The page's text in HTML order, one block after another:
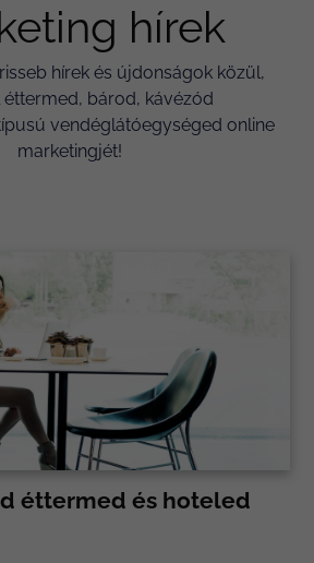
hírek
hírek és újdonságok közül,
éttermed, bárod, kávézód
vendéglátóegységed online
marketingjét!
éttermed és hoteled